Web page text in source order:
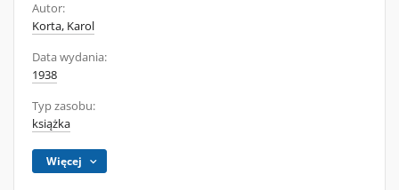
Autor:
Korta, Karol
Data wydania:
1938
Typ zasobu:
książka
Więcej